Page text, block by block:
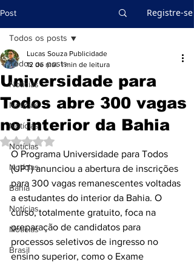
Post Registre-se
Todos os posts
Notícias
Notícias
Notícias
Notícias
Notícias
Bahia
Notícias
Notícias
Brasil
Todos os posts
Universidade para
Todos abre 300 vagas
no interior da Bahia
Lucas Souza Publicidade
12 de mai. 1 min de leitura
Avaliado com NaN de 5 estrelas.
O Programa Universidade para Todos
(UPT) anunciou a abertura de inscrições
para 300 vagas remanescentes voltadas
a estudantes do interior da Bahia. O
curso, totalmente gratuito, foca na
preparação de candidatos para
processos seletivos de ingresso no
ensino superior, como o Exame